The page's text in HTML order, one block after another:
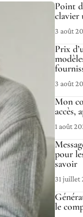
Point
clavier
3 août
Prix
3 août
Mon
accès,
1 août
pour
savoir
31 juillet
le